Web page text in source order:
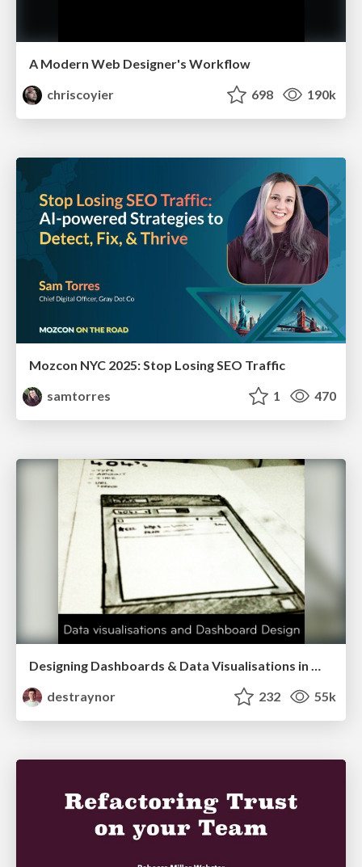
A Modern Web Designer's Workflow
chriscoyier
698 190k
Mozcon NYC 2025: Stop Losing SEO Traffic
samtorres
1 470
Designing Dashboards & Data Visualisations in Web Apps
destraynor
232 55k